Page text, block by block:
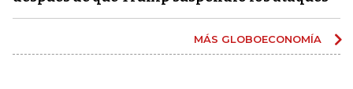
MÁS GLOBOECONOMÍA